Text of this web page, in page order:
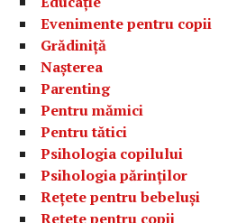
Evenimente pentru copii
Grădiniță
Nașterea
Parenting
Pentru mămici
Pentru tătici
Psihologia copilului
Psihologia părinților
Rețete pentru bebeluși
Rețete pentru copii